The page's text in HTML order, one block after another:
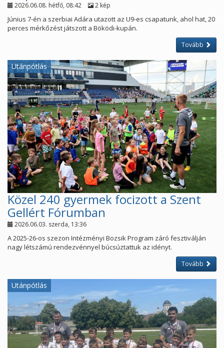
2026.06.08. hétfő, 08:42 2 kép
Június 7-én a szerbiai Adára utazott az U9-es csapatunk, ahol hat, 20
perces mérkőzést játszott a Böködi-kupán.
Tovább
Utánpótlás
Közel 240 gyermek focizott a Szent
Gellért Fórumban
2026.06.03. szerda, 13:36
A 2025-26-os szezon Intézményi Bozsik Program záró fesztiválján
nagy létszámú rendezvénnyel búcsúztattuk az idényt.
Tovább
Utánpótlás